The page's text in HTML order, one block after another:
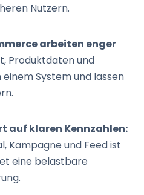
Nutzern.
arbeiten enger
Produktdaten und
System und lassen
auf klaren Kennzahlen:
Kampagne und Feed ist
eine belastbare